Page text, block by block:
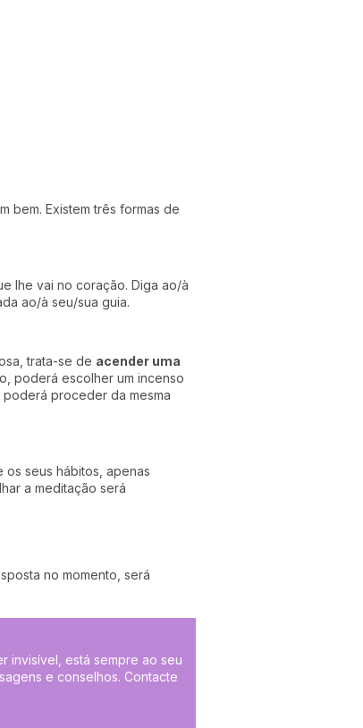
bem. Existem três formas de
lhe vai no coração. Diga ao/à
ao/à seu/sua guia.
trata-se de acender uma
poderá escolher um incenso
proceder da mesma
os seus hábitos, apenas
a meditação será
no momento, será
invisível, está sempre ao seu
e conselhos. Contacte